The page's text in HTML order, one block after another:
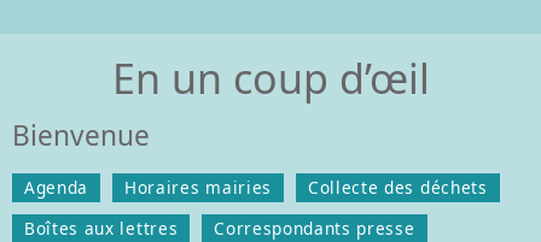
En un coup d’œil
Bienvenue
Agenda Horaires mairies
Collecte des déchets
Boîtes aux lettres
Correspondants presse